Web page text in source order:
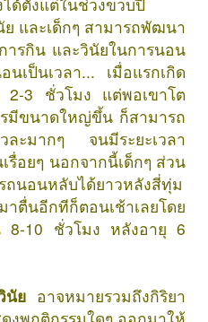
ย และเด็กๆ สามารถพัฒนา
ารกิน และวินัยในการนอน
เป็นเวลา... เมื่อแรกเกิด
2-3 ชั่วโมง แต่พอเขาโต
รมีขนาดใหญ่ขึ้น ก็สามารถ
ละมากๆ จนมีระยะเวลา
รื่อยๆ นอกจากนี้เด็กๆ ส่วน
นอนหลับได้ยาวหลังสี่ทุ่ม
ตื่นอีกทีก็ตอนเช้าเลยโดย
8-10 ชั่วโมง หลังอายุ 6
นัย อาจหมายรวมถึงกิริยา